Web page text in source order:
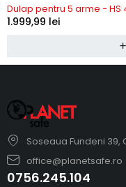
Dulap pentru 5 arme - HS
1.999,99 lei
Soseaua Fundeni 39,
office@planetsafe.ro
0756.245.104